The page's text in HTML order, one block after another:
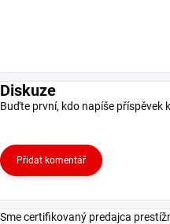
Diskuze
Buďte první, kdo napíše příspěvek
Přidat komentář
Sme certifikovaný predajca